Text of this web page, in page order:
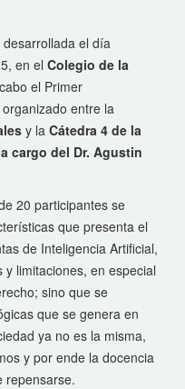
el día
en el Colegio de la
el Primer
entre la
y la Cátedra 4 de la
cargo del Dr. Agustin
20 participantes se
que presenta el
de Inteligencia Artificial,
limitaciones, en especial
sino que se
que se genera en
ya no es la misma,
y por ende la docencia
repensarse.